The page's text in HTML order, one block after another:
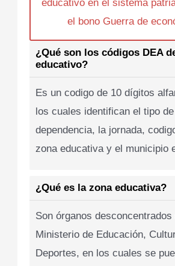
educativo en el sistema
el bono Guerra de
¿Qué son los códigos DEA
educativo?
Es un codigo de 10 dígitos
los cuales identifican el tipo de
dependencia, la jornada,
zona educativa y el municipio
¿Qué es la zona educativa?
Son órganos desconcentrados
Ministerio de Educación,
Deportes, en los cuales se